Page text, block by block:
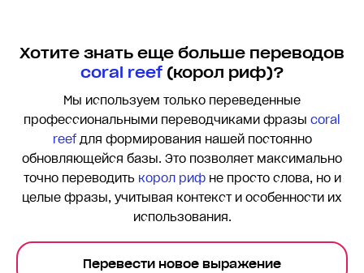
Хотите знать еще больше переводов
coral reef(корол риф)?
Мы используем только переведенные
профессиональными переводчиками фразы coral
reefдля формирования нашей постоянно
обновляющейся базы. Это позволяет максимально
точно переводить корол рифне просто слова, но и
целые фразы, учитывая контекст и особенности их
использования.
Перевести новое выражение